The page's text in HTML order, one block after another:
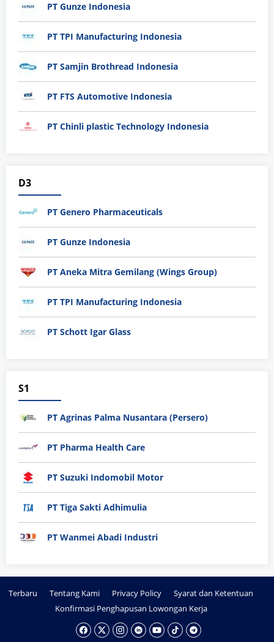
PT Gunze Indonesia
PT TPI Manufacturing Indonesia
PT Samjin Brothread Indonesia
PT FTS Automotive Indonesia
PT Chinli plastic Technology Indonesia
D3
PT Genero Pharmaceuticals
PT Gunze Indonesia
PT Aneka Mitra Gemilang (Wings Group)
PT TPI Manufacturing Indonesia
PT Schott Igar Glass
S1
PT Agrinas Palma Nusantara (Persero)
PT Pharma Health Care
PT Suzuki Indomobil Motor
PT Tiga Sakti Adhimulia
PT Wanmei Abadi Industri
Terbaru Tentang Kami Privacy Policy
Syarat dan Ketentuan
Konfirmasi Penghapusan Lowongan Kerja